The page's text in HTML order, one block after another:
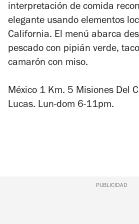
interpretación de comida
elegante usando elementos
California. El menú abarca
pescado con pipián verde,
camarón con miso.
México 1 Km. 5 Misiones Del
Lucas. Lun-dom 6-11pm.
PUBLICIDAD